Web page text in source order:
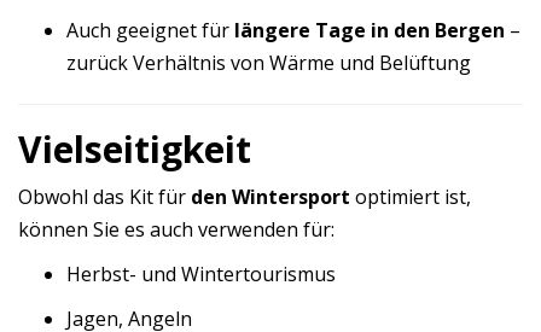
Auch geeignet für längere Tage in den Bergen –
zurück Verhältnis von Wärme und Belüftung
Vielseitigkeit
Obwohl das Kit für den Wintersport optimiert ist,
können Sie es auch verwenden für:
Herbst- und Wintertourismus
Jagen, Angeln